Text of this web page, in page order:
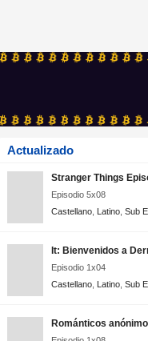
Actualizado
Stranger Things
Episodio 5x08
Castellano Latino Sub
It: Bienvenidos a
Episodio 1x04
Castellano Latino Sub
Románticos